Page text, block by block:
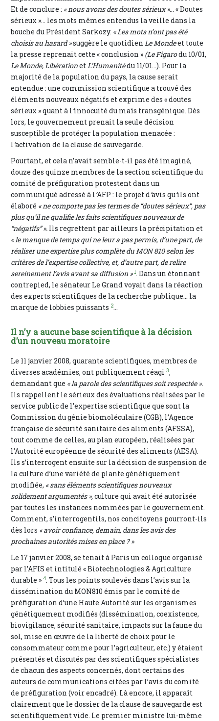
Et de conclure : « nous avons des doutes sérieux »… « Doutes
sérieux »… les mots mêmes entendus la veille dans la
bouche du Président Sarkozy. « Les mots n’ont pas été
choisis au hasard »suggère le quotidienLe Mondeet toute
la presse reprenait cette « conclusion » (Le Figarodu 10/01,
Le Monde, LibérationetL’Humanitédu 11/01...). Pour la
majorité de la population du pays, la cause serait
entendue : une commission scientifique a trouvé des
éléments nouveaux négatifs et exprime des « doutes
sérieux » quant à l’innocuité du maïs transgénique. Dès
lors, le gouvernement prenait la seule décision
susceptible de protéger la population menacée :
l’activation de la clause de sauvegarde.
Pourtant, et cela n’avait semble-t-il pas été imaginé,
douze des quinze membres de la section scientifique du
comité de préfiguration protestent dans un
communiqué adressé à l’AFP : le projet d’avis qu’ils ont
élaboré « ne comporte pas les termes de “doutes sérieux”, pas
plus qu’il ne qualifie les faits scientifiques nouveaux de
“négatifs” ». Ils regrettent par ailleurs la précipitation et
« le manque de temps qui ne leur a pas permis, d’une part, de
réaliser une expertise plus complète du MON 810 selon les
critères de l’expertise collective, et, d’autre part, de relire
sereinement l’avis avant sa diffusion » 1. Dans un étonnant
contrepied, le sénateur Le Grand voyait dans la réaction
des experts scientifiques de la recherche publique… la
marque de lobbies puissants 2…
Il n’y a aucune base scientifique à la décision
d’un nouveau moratoire
Le 11 janvier 2008, quarante scientifiques, membres de
diverses académies, ont publiquement réagi 3,
demandant que « la parole des scientifiques soit respectée ».
Ils rappellent le sérieux des évaluations réalisées par le
service public de l’expertise scientifique que sont la
Commission du génie biomoléculaire (CGB), l’Agence
française de sécurité sanitaire des aliments (AFSSA),
tout comme de celles, au plan européen, réalisées par
l’Autorité européenne de sécurité des aliments (AESA).
Ils s’interrogent ensuite sur la décision de suspension de
la culture d’une variété de plante génétiquement
modifiée, « sans éléments scientifiques nouveaux
solidement argumentés »,culture qui avait été autorisée
par toutes les instances nommées par le gouvernement.
Comment, s’interrogentils, nos concitoyens pourront-ils
dès lors « avoir confiance, demain, dans les avis des
prochaines autorités mises en place ? »
Le 17 janvier 2008, se tenait à Paris un colloque organisé
par l’AFIS et intitulé « Biotechnologies & Agriculture
durable » 4. Tous les points soulevés dans l’avis sur la
dissémination du MON810 émis par le comité de
préfiguration d’une Haute Autorité sur les organismes
génétiquement modifiés (dissémination, coexistence,
biovigilance, sécurité sanitaire, impacts sur la faune du
sol, mise en œuvre de la liberté de choix pour le
consommateur comme pour l’agriculteur, etc.) y étaient
présentés et discutés par des scientifiques spécialistes
de chacun des aspects concernés, dont certains des
auteurs de communications citées par l’avis du comité
de préfiguration (voir encadré). Là encore, il apparaît
clairement que le dossier de la clause de sauvegarde est
scientifiquement vide. Le premier ministre lui-même